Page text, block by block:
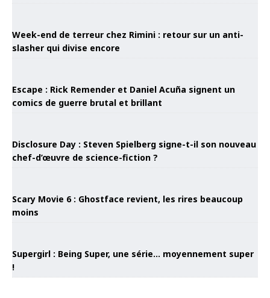
Week-end de terreur chez Rimini : retour sur un anti-
slasher qui divise encore
Escape : Rick Remender et Daniel Acuña signent un
comics de guerre brutal et brillant
Disclosure Day : Steven Spielberg signe-t-il son nouveau
chef-d’œuvre de science-fiction ?
Scary Movie 6 : Ghostface revient, les rires beaucoup
moins
Supergirl : Being Super, une série… moyennement super
!